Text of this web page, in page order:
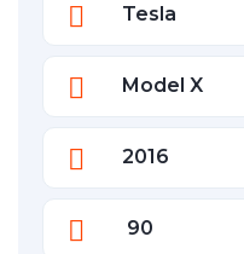
Tesla
Model X
2016
90